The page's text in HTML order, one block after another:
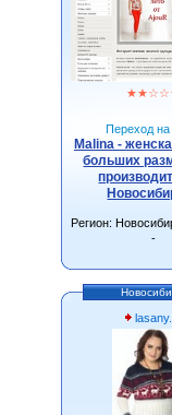
★★☆☆
Переход на
Malina -
больших
Регион:
-